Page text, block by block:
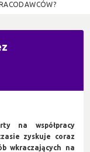
na współpracy
zyskuje coraz
wkraczających na